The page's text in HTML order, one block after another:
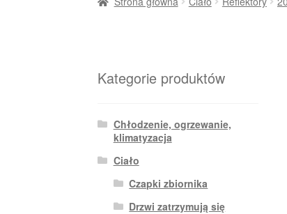
Kategorie produktów
Chłodzenie, ogrzewanie,
klimatyzacja
Ciało
Czapki zbiornika
Drzwi zatrzymują się